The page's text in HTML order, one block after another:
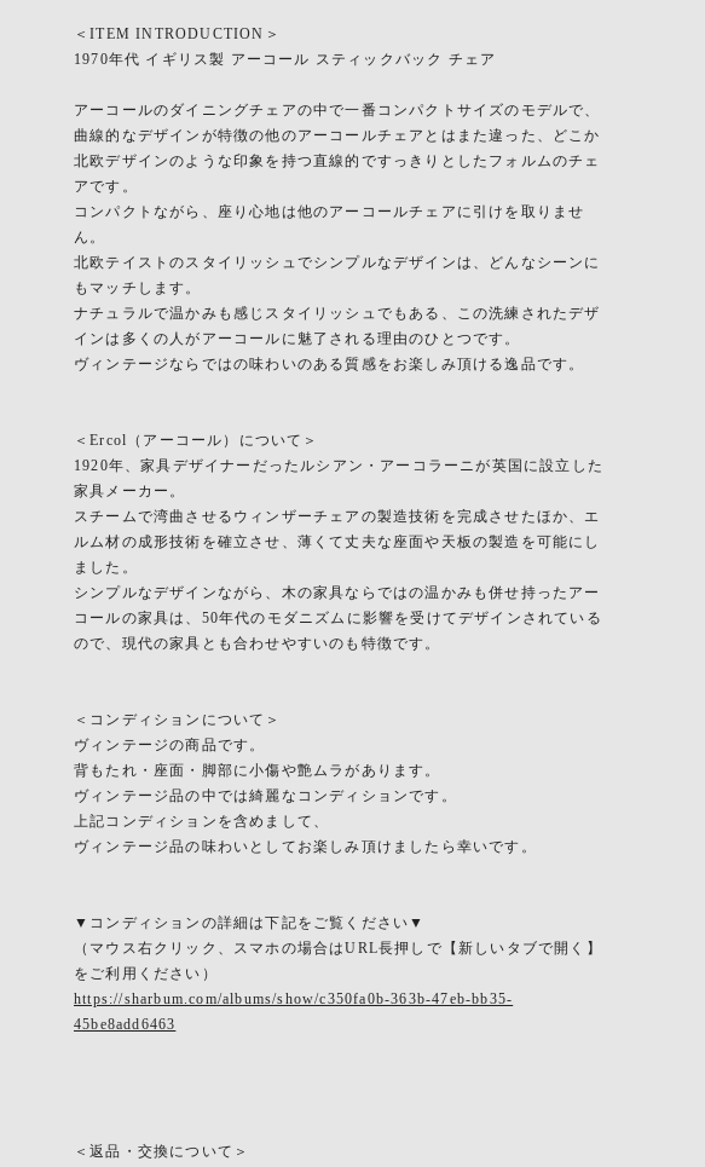
＜ITEM INTRODUCTION＞
1970年代 イギリス製 アーコール スティックバック チェア
アーコールのダイニングチェアの中で一番コンパクトサイズのモデルで、
曲線的なデザインが特徴の他のアーコールチェアとはまた違った、どこか
北欧デザインのような印象を持つ直線的ですっきりとしたフォルムのチェ
アです。
コンパクトながら、座り心地は他のアーコールチェアに引けを取りませ
ん。
北欧テイストのスタイリッシュでシンプルなデザインは、どんなシーンに
もマッチします。
ナチュラルで温かみも感じスタイリッシュでもある、この洗練されたデザ
インは多くの人がアーコールに魅了される理由のひとつです。
ヴィンテージならではの味わいのある質感をお楽しみ頂ける逸品です。
＜Ercol（アーコール）について＞
1920年、家具デザイナーだったルシアン・アーコラーニが英国に設立した
家具メーカー。
スチームで湾曲させるウィンザーチェアの製造技術を完成させたほか、エ
ルム材の成形技術を確立させ、薄くて丈夫な座面や天板の製造を可能にし
ました。
シンプルなデザインながら、木の家具ならではの温かみも併せ持ったアー
コールの家具は、50年代のモダニズムに影響を受けてデザインされている
ので、現代の家具とも合わせやすいのも特徴です。
＜コンディションについて＞
ヴィンテージの商品です。
背もたれ・座面・脚部に小傷や艶ムラがあります。
ヴィンテージ品の中では綺麗なコンディションです。
上記コンディションを含めまして、
ヴィンテージ品の味わいとしてお楽しみ頂けましたら幸いです。
▼コンディションの詳細は下記をご覧ください▼
（マウス右クリック、スマホの場合はURL長押しで【新しいタブで開く】
をご利用ください）
https://sharbum.com/albums/show/c350fa0b-363b-47eb-bb35-
45be8add6463
＜返品・交換について＞